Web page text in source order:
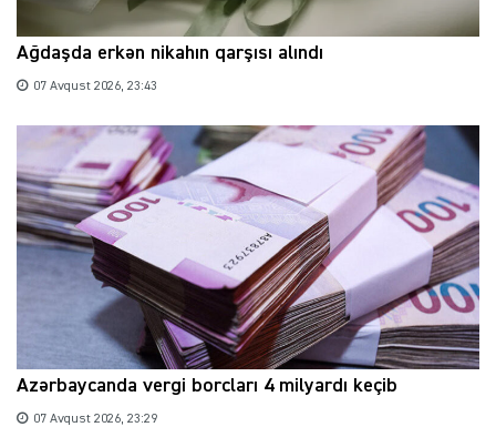
Ağdaşda erkən nikahın qarşısı alındı
07 Avqust 2026, 23:43
Azərbaycanda vergi borcları 4 milyardı keçib
07 Avqust 2026, 23:29